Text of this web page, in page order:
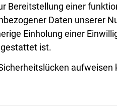
Bereitstellung einer
Daten unserer
Einholung einer
ist.
aufweisen